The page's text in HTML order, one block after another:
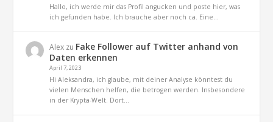
Hallo, ich werde mir das Profil angucken und poste hier, was
ich gefunden habe. Ich brauche aber noch ca. Eine…
Alex zu Fake Follower auf Twitter anhand von
Daten erkennen
April 7, 2023
Hi Aleksandra, ich glaube, mit deiner Analyse könntest du
vielen Menschen helfen, die betrogen werden. Insbesondere
in der Krypta-Welt. Dort…